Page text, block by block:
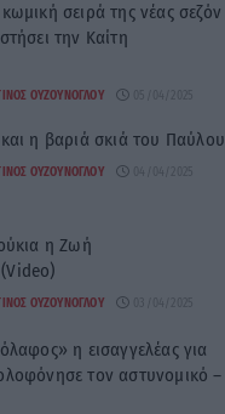
σειρά της νέας σεζόν
την Καίτη
ΟΥΖΟΎΝΟΓΛΟΥ
η βαριά σκιά του Παύλου
ΟΥΖΟΎΝΟΓΛΟΥ
η Ζωή
ΟΥΖΟΎΝΟΓΛΟΥ
η εισαγγελέας για
τον αστυνομικό –